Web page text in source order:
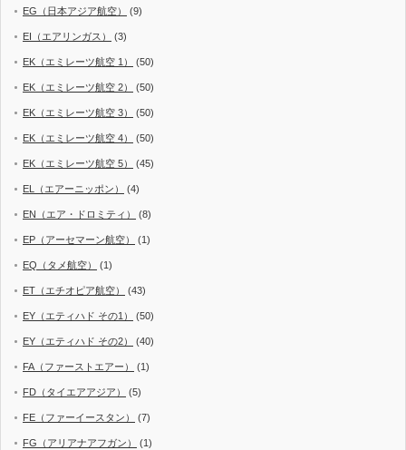
EG（日本アジア航空） (9)
EI（エアリンガス） (3)
EK（エミレーツ航空 1） (50)
EK（エミレーツ航空 2） (50)
EK（エミレーツ航空 3） (50)
EK（エミレーツ航空 4） (50)
EK（エミレーツ航空 5） (45)
EL（エアーニッポン） (4)
EN（エア・ドロミティ） (8)
EP（アーセマーン航空） (1)
EQ（タメ航空） (1)
ET（エチオピア航空） (43)
EY（エティハド その1） (50)
EY（エティハド その2） (40)
FA（ファーストエアー） (1)
FD（タイエアアジア） (5)
FE（ファーイースタン） (7)
FG（アリアナアフガン） (1)